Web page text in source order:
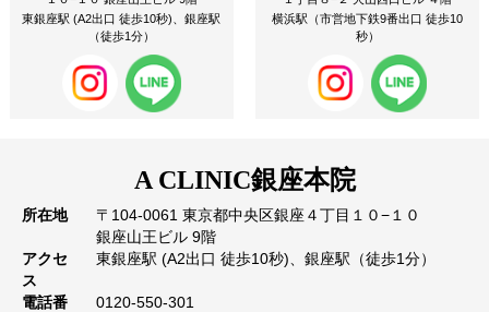
東銀座駅 (A2出口 徒歩10秒)、銀座駅
（徒歩1分）
横浜駅（市営地下鉄9番出口 徒歩10
秒）
A CLINIC銀座本院
所在地
〒104-0061 東京都中央区銀座４丁目１０−１０
銀座山王ビル 9階
アクセ
ス
東銀座駅 (A2出口 徒歩10秒)、銀座駅（徒歩1分）
電話番
0120-550-301